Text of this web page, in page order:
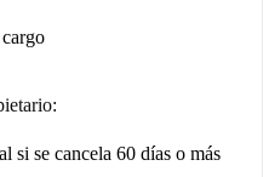
si se cancela 60 días o más